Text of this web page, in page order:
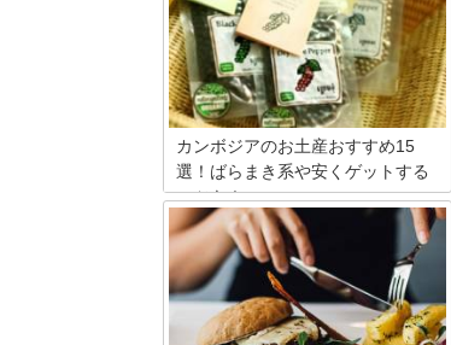
カンボジアのお土産おすすめ15
選！ばらまき系や安くゲットする
コツも！
カンボジアのお土産は、比較的安く買う
ことができるので、たくさん買ってもお
金の心配はいらないと思います。でも、
マーケットではさらに安く買うこともで
きるのです。安心して買えるお土産店を
ご紹介します。